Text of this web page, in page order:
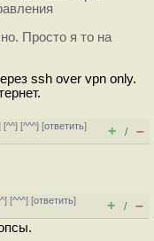
Просто я то на
ssh over vpn only.
[^^] [^^^] [ответить]
+ / –
] [^^^] [ответить]
+ / –